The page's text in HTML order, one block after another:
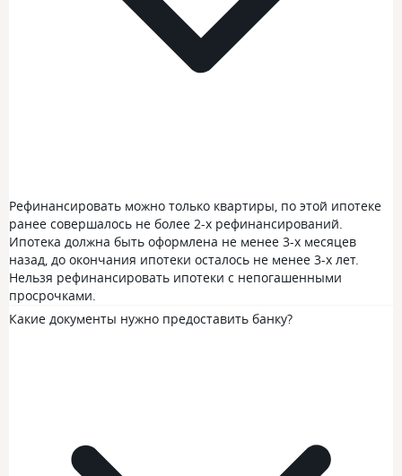
Рефинансировать можно только квартиры, по этой ипотеке
ранее совершалось не более 2-х рефинансирований.
Ипотека должна быть оформлена не менее 3-х месяцев
назад, до окончания ипотеки осталось не менее 3-х лет.
Нельзя рефинансировать ипотеки с непогашенными
просрочками.
Какие документы нужно предоставить банку?